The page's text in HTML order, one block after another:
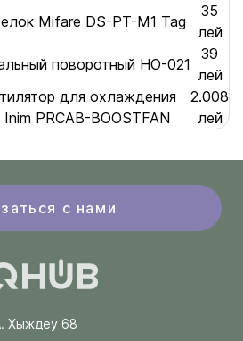
Mifare DS-PT-M1 Tag
35
лей
поворотный HO-021
39
лей
для охлаждения
PRCAB-BOOSTFAN
2.008
лей
с нами
Хыждеу 68